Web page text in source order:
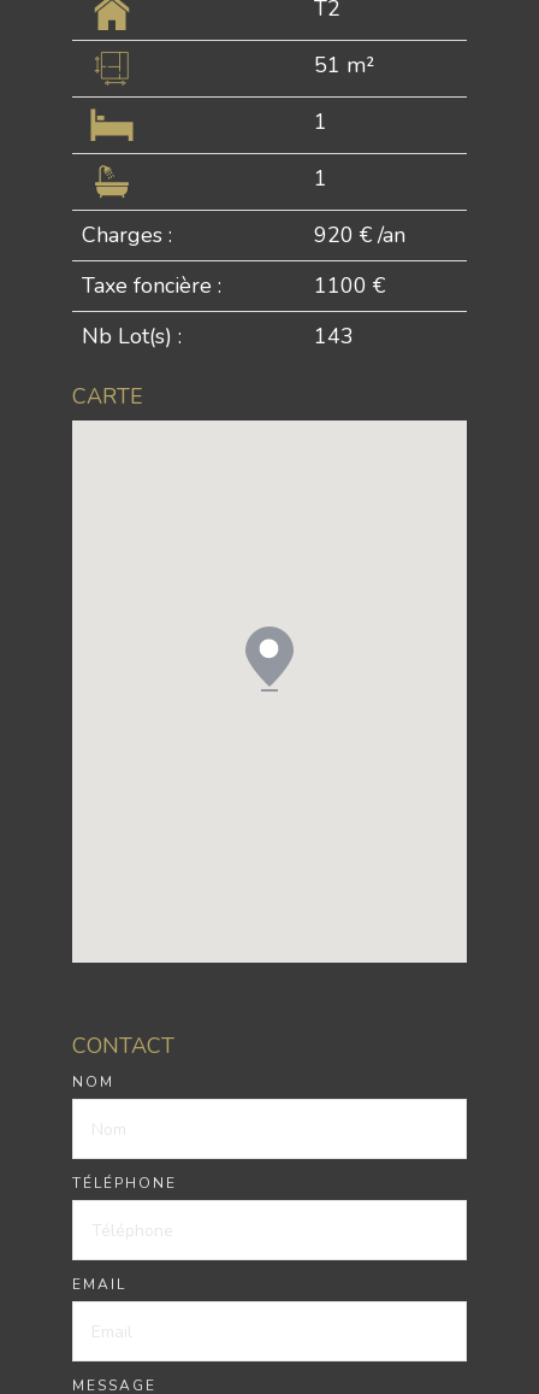
T2
51 m²
1
1
Charges :
920 € /an
Taxe foncière :
1100 €
Nb Lot(s) :
143
CARTE
CONTACT
NOM
TÉLÉPHONE
EMAIL
MESSAGE